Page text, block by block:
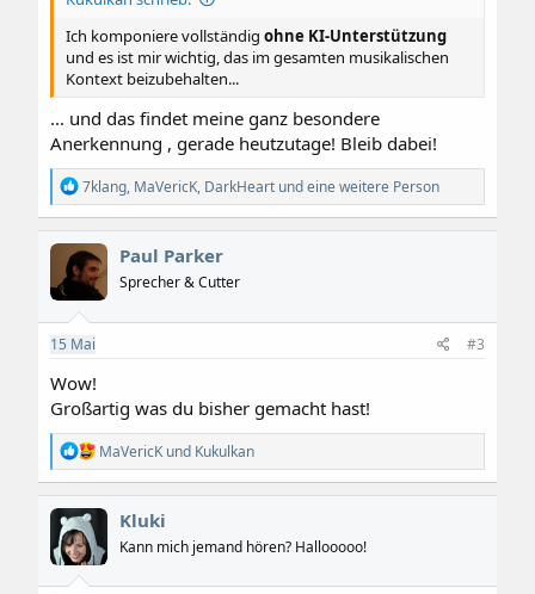
Ich komponiere vollständigohne KI-Unterstützung
und es ist mir wichtig, das im gesamten musikalischen
Kontext beizubehalten...
... und das findet meine ganz besondere
Anerkennung , gerade heutzutage! Bleib dabei!
R
e
a
k
t
i
o
n
e
n
7klang, MaVericK, DarkHeart und eine weitere Person
Paul Parker
Sprecher & Cutter
15 Mai #3
Wow!
Großartig was du bisher gemacht hast!
R
e
a
k
i
o
n
MaVericK und Kukulkan
Kluki
Kann mich jemand hören? Hallooooo!